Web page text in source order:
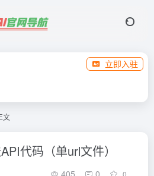
立即入驻
文
代码（单url文件）
405 0 0